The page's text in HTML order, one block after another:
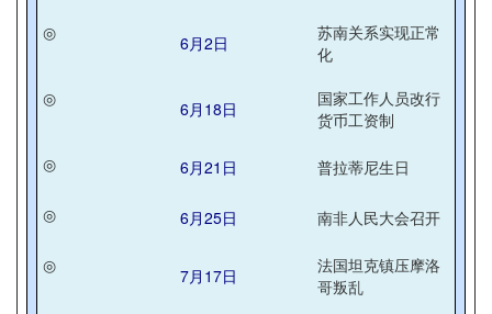
◎
6月2日
苏南关系实现正常
化
◎
6月18日
国家工作人员改行
货币工资制
◎
6月21日 普拉蒂尼生日
◎ 6月25日 南非人民大会召开
◎ 7月17日
法国坦克镇压摩洛
哥叛乱